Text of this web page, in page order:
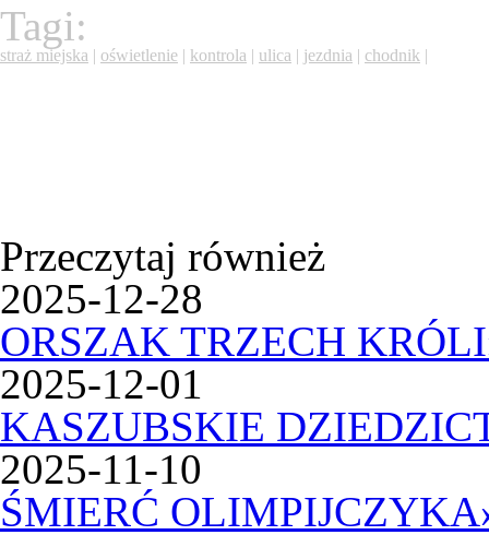
Tagi:
straż miejska | oświetlenie | kontrola | ulica | jezdnia | chodnik |
Przeczytaj również
2025-12-28
ORSZAK TRZECH KRÓLI
2025-12-01
KASZUBSKIE
2025-11-10
ŚMIERĆ OLIMPIJCZYKA